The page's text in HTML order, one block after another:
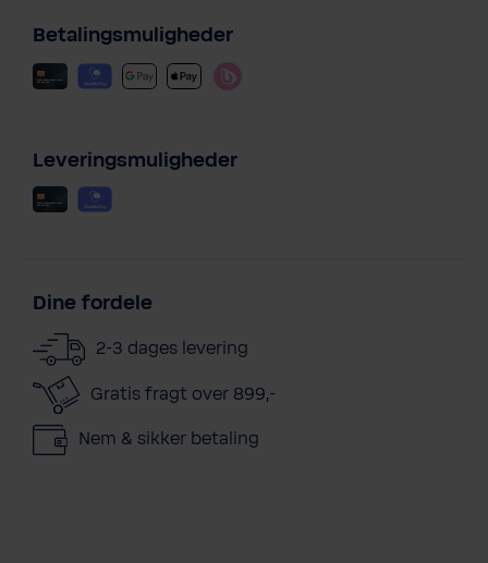
Betalingsmuligheder
Leveringsmuligheder
Dine fordele
2-3 dages levering
Gratis fragt over 899,-
Nem & sikker betaling